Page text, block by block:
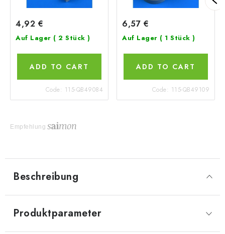
4,92 €
Auf Lager ( 2 Stück )
ADD TO CART
Code: 115-QB49084
6,57 €
Auf Lager ( 1 Stück )
ADD TO CART
Code: 115-QB49109
Empfehlung
Beschreibung
Produktparameter